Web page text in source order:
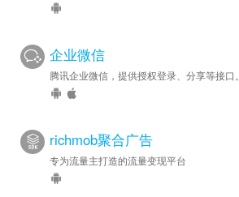
企业微信
腾讯企业微信，提供授权登录、分享等接口。
richmob聚合广告
专为流量主打造的流量变现平台